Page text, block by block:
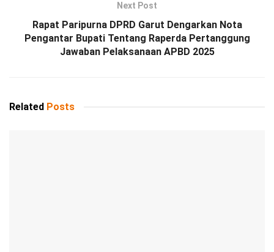
Next Post
Rapat Paripurna DPRD Garut Dengarkan Nota
Pengantar Bupati Tentang Raperda Pertanggung
Jawaban Pelaksanaan APBD 2025
Related Posts